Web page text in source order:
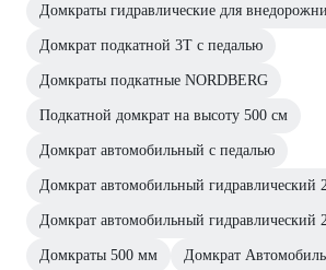
Домкраты гидравлические для
Домкрат подкатной 3Т с педалью
Домкраты подкатные NORDBERG
Подкатной домкрат на высоту 500 cм
Домкрат автомобильный с педалью
Домкрат автомобильный гидравлический
Домкрат автомобильный гидравлический
Домкраты 500 мм Домкрат